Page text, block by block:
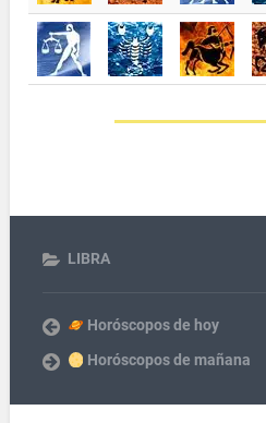
LIBRA
Horóscopos de hoy
Horóscopos de mañana